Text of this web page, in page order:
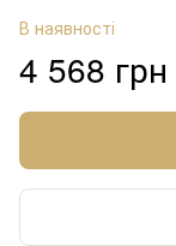
В наявності
4 568 грн